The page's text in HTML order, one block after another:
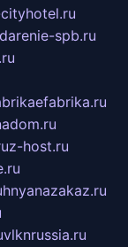
spb.ru
z-host.ru
vlknrussia.ru